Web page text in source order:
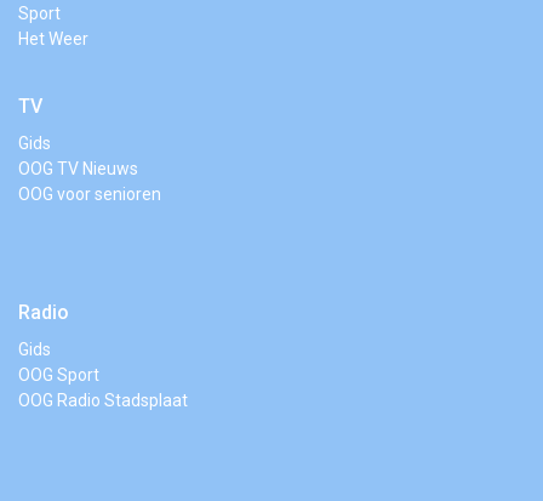
Sport
Het Weer
TV
Gids
OOG TV Nieuws
OOG voor senioren
Radio
Gids
OOG Sport
OOG Radio Stadsplaat